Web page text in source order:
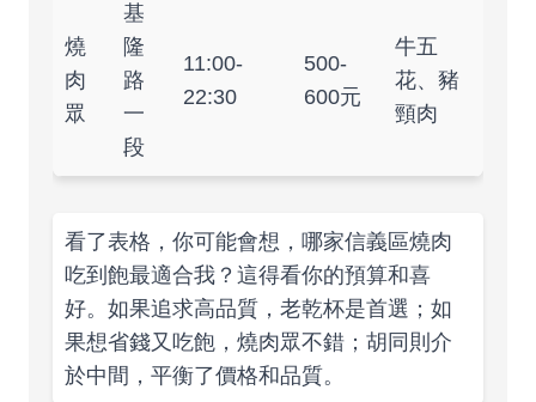
燒
肉
眾
基
隆
路
一
段
11:00-
22:30
500-
600元
牛五
花、豬
頸肉
看了表格，你可能會想，哪家信義區燒肉
吃到飽最適合我？這得看你的預算和喜
好。如果追求高品質，老乾杯是首選；如
果想省錢又吃飽，燒肉眾不錯；胡同則介
於中間，平衡了價格和品質。